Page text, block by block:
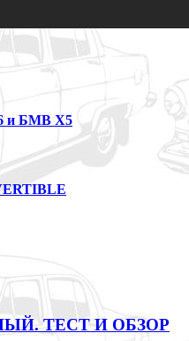
и БМВ Х5
ТЕСТ И ОБЗОР